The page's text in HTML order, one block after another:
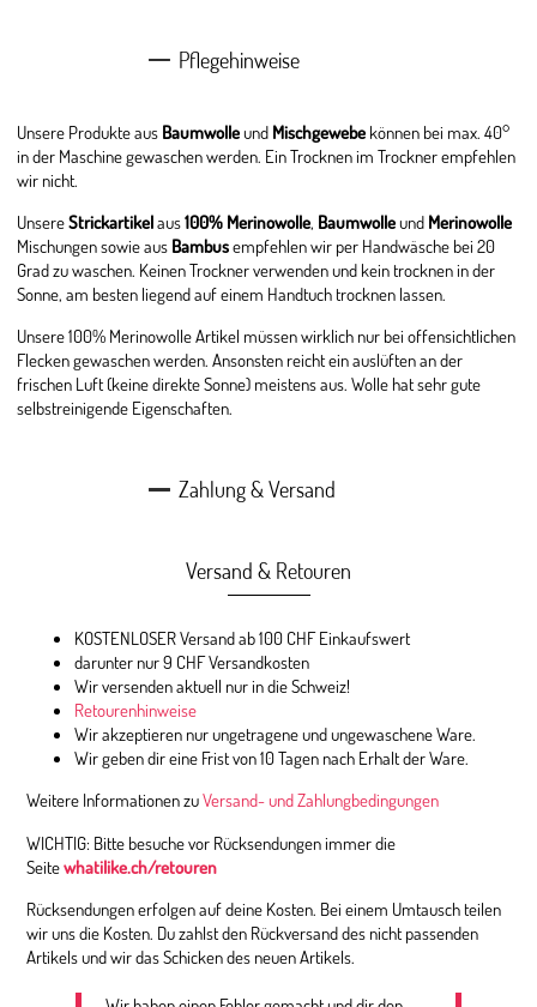
Pflegehinweise
Unsere Produkte aus Baumwolleund Mischgewebe können bei max. 40°
in der Maschine gewaschen werden. Ein Trocknen im Trockner empfehlen
wir nicht.
UnsereStrickartikelaus100% Merinowolle, Baumwolleund Merinowolle
Mischungen sowie aus Bambusempfehlen wir per Handwäsche bei 20
Grad zu waschen. Keinen Trockner verwenden und kein trocknen in der
Sonne, am besten liegend auf einem Handtuch trocknen lassen.
Unsere 100% Merinowolle Artikel müssen wirklich nur bei offensichtlichen
Flecken gewaschen werden. Ansonsten reicht ein auslüften an der
frischen Luft (keine direkte Sonne) meistens aus. Wolle hat sehr gute
selbstreinigende Eigenschaften.
Zahlung & Versand
Versand & Retouren
KOSTENLOSER Versand ab 100 CHF Einkaufswert
darunter nur 9 CHF Versandkosten
Wir versenden aktuell nur in die Schweiz!
Retourenhinweise
Wir akzeptieren nur ungetragene und ungewaschene Ware.
Wir geben dir eine Frist von 10 Tagen nach Erhalt der Ware.
Weitere Informationen zuVersand- und Zahlungbedingungen
WICHTIG: Bitte besuche vor Rücksendungen immer die
Seitewhatilike.ch/retouren
Rücksendungen erfolgen auf deine Kosten. Bei einem Umtausch teilen
wir uns die Kosten. Du zahlst den Rückversand des nicht passenden
Artikels und wir das Schicken des neuen Artikels.